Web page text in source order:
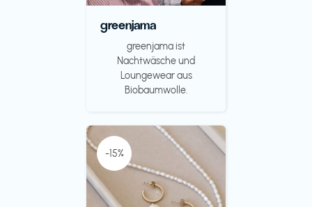
greenjama
greenjama ist
Nachtwäsche und
Loungewear aus
Biobaumwolle.
-15%